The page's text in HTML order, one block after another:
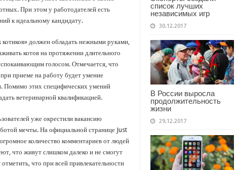
список лучших
независимых игр
30.12.2017
В России выросла
продолжительность
жизни
29.12.2017
При этом у работодателей есть
к идеальному кандидату.
должен обладать нежными руками,
котов на протяжении длительного
голосом. Отмечается, что
приеме на работу будет умение
Помимо этих специфических умений
ветеринарной квалификацией.
уже окрестили вакансию
мечты. На официальной странице Just
количество комментариев от людей
что живут слишком далеко и не смогут
что при всей привлекательности